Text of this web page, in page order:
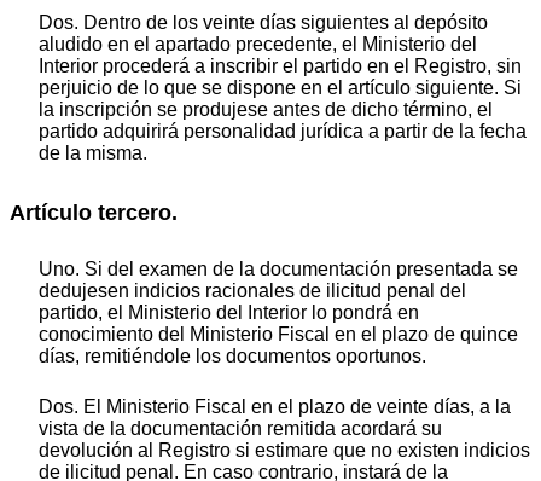
Dos. Dentro de los veinte días siguientes al depósito
aludido en el apartado precedente, el Ministerio del
Interior procederá a inscribir el partido en el Registro, sin
perjuicio de lo que se dispone en el artículo siguiente. Si
la inscripción se produjese antes de dicho término, el
partido adquirirá personalidad jurídica a partir de la fecha
de la misma.
Artículo tercero.
Uno. Si del examen de la documentación presentada se
dedujesen indicios racionales de ilicitud penal del
partido, el Ministerio del Interior lo pondrá en
conocimiento del Ministerio Fiscal en el plazo de quince
días, remitiéndole los documentos oportunos.
Dos. El Ministerio Fiscal en el plazo de veinte días, a la
vista de la documentación remitida acordará su
devolución al Registro si estimare que no existen indicios
de ilicitud penal. En caso contrario, instará de la